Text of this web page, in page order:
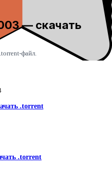
— скачать
файл.
.torrent
.torrent